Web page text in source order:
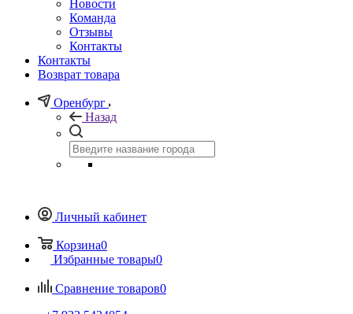
Новости
Команда
Отзывы
Контакты
Контакты
Возврат товара
Оренбург
Назад
Личный кабинет
Корзина0
Избранные товары0
Сравнение товаров0